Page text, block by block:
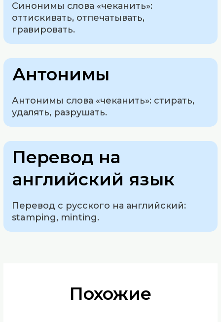
Синонимы слова «чеканить»:
оттискивать, отпечатывать,
гравировать.
Антонимы
Антонимы слова «чеканить»: стирать,
удалять, разрушать.
Перевод на
английский язык
Перевод с русского на английский:
stamping, minting.
Похожие